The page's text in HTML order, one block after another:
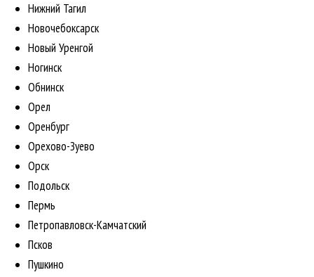
Нижний Тагил
Новочебоксарск
Новый Уренгой
Ногинск
Обнинск
Орел
Оренбург
Орехово-Зуево
Орск
Подольск
Пермь
Петропавловск-Камчатский
Псков
Пушкино